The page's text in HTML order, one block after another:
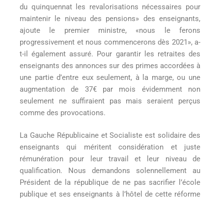
du quinquennat les revalorisations nécessaires pour
maintenir le niveau des pensions» des enseignants,
ajoute le premier ministre, «nous le ferons
progressivement et nous commencerons dès 2021», a-
t-il également assuré. Pour garantir les retraites des
enseignants des annonces sur des primes accordées à
une partie d’entre eux seulement, à la marge, ou une
augmentation de 37€ par mois évidemment non
seulement ne suffiraient pas mais seraient perçus
comme des provocations.
La Gauche Républicaine et Socialiste est solidaire des
enseignants qui méritent considération et juste
rémunération pour leur travail et leur niveau de
qualification. Nous demandons solennellement au
Président de la république de ne pas sacrifier l’école
publique et ses enseignants à l’hôtel de cette réforme